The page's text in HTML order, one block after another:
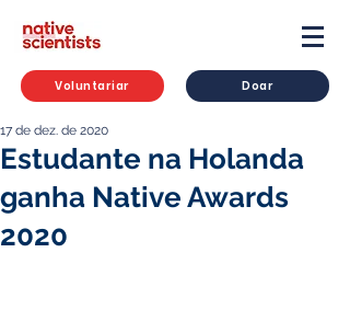
Voluntariar Doar
Estudante na Holanda
ganha Native Awards
2020
17 de dez. de 2020